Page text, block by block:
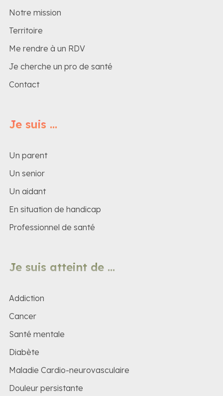
Notre mission
Territoire
Me rendre à un RDV
Je cherche un pro de santé
Contact
Je suis ...
Un parent
Un senior
Un aidant
En situation de handicap
Professionnel de santé
Je suis atteint de ...
Addiction
Cancer
Santé mentale
Diabète
Maladie Cardio-neurovasculaire
Douleur persistante